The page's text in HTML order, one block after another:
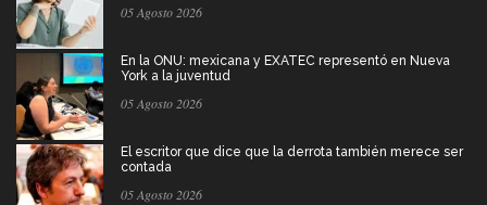
05 Agosto 2026
En la ONU: mexicana y EXATEC representó en Nueva
York a la juventud
05 Agosto 2026
El escritor que dice que la derrota también merece ser
contada
05 Agosto 2026